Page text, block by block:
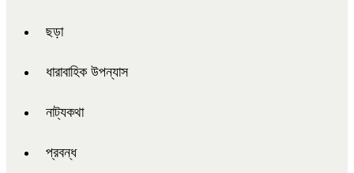
ছড়া
ধারাবাহিক উপন্যাস
নাট্যকথা
প্রবন্ধ